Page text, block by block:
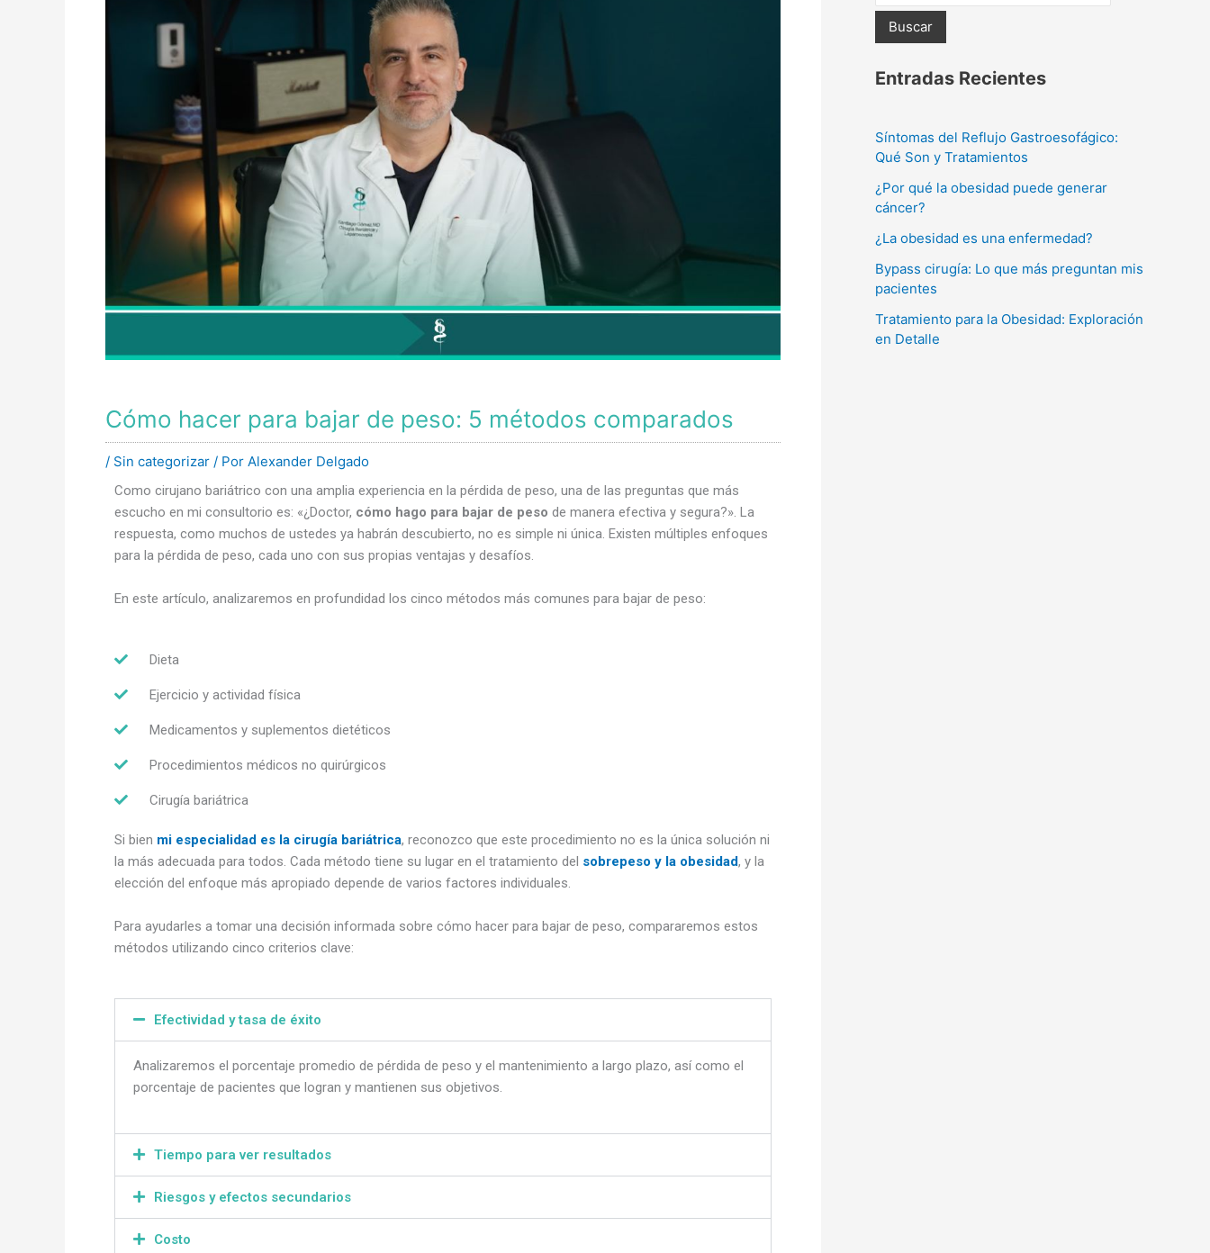
Cómo hacer para bajar de peso: 5 métodos comparados
/ Sin categorizar / Por Alexander Delgado
Como cirujano bariátrico con una amplia experiencia en la pérdida de peso, una de las preguntas que más
escucho en mi consultorio es: «¿Doctor, cómo hago para bajar de peso de manera efectiva y segura?». La
respuesta, como muchos de ustedes ya habrán descubierto, no es simple ni única. Existen múltiples enfoques
para la pérdida de peso, cada uno con sus propias ventajas y desafíos.
En este artículo, analizaremos en profundidad los cinco métodos más comunes para bajar de peso:
Dieta
Ejercicio y actividad física
Medicamentos y suplementos dietéticos
Procedimientos médicos no quirúrgicos
Cirugía bariátrica
Si bien mi especialidad es la cirugía bariátrica, reconozco que este procedimiento no es la única solución ni
la más adecuada para todos. Cada método tiene su lugar en el tratamiento del sobrepeso y la obesidad, y la
elección del enfoque más apropiado depende de varios factores individuales.
Para ayudarles a tomar una decisión informada sobre cómo hacer para bajar de peso, compararemos estos
métodos utilizando cinco criterios clave:
Efectividad y tasa de éxito
Analizaremos el porcentaje promedio de pérdida de peso y el mantenimiento a largo plazo, así como el
porcentaje de pacientes que logran y mantienen sus objetivos.
Tiempo para ver resultados
Riesgos y efectos secundarios
Costo
Buscar
Entradas Recientes
Síntomas del Reflujo Gastroesofágico:
Qué Son y Tratamientos
¿Por qué la obesidad puede generar
cáncer?
¿La obesidad es una enfermedad?
Bypass cirugía: Lo que más preguntan mis
pacientes
Tratamiento para la Obesidad: Exploración
en Detalle